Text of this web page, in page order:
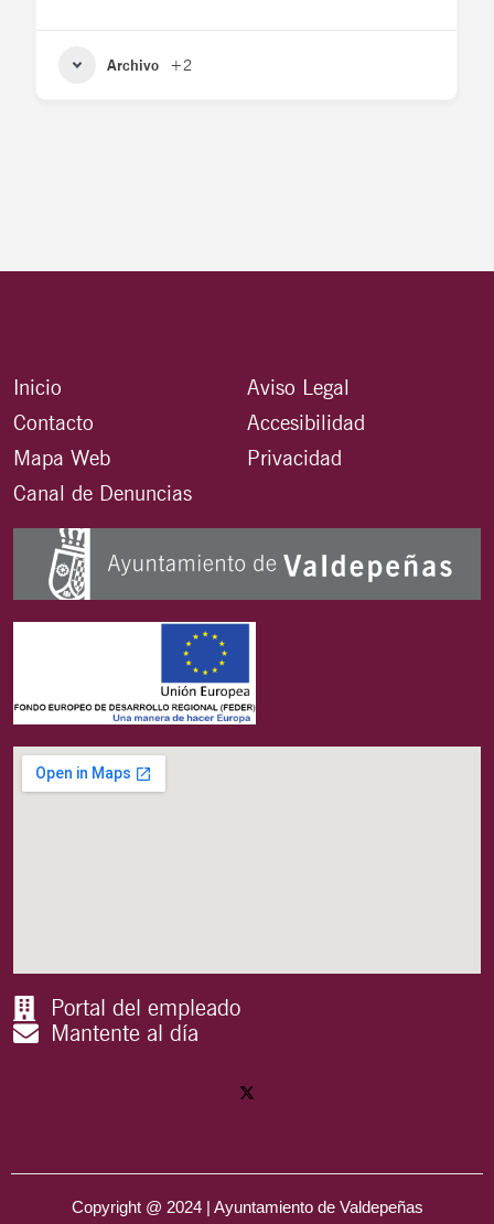
Archivo +2
Inicio
Contacto
Mapa Web
Canal de Denuncias
Aviso Legal
Accesibilidad
Privacidad
Portal del empleado
Mantente al día
Copyright @ 2024 | Ayuntamiento de Valdepeñas